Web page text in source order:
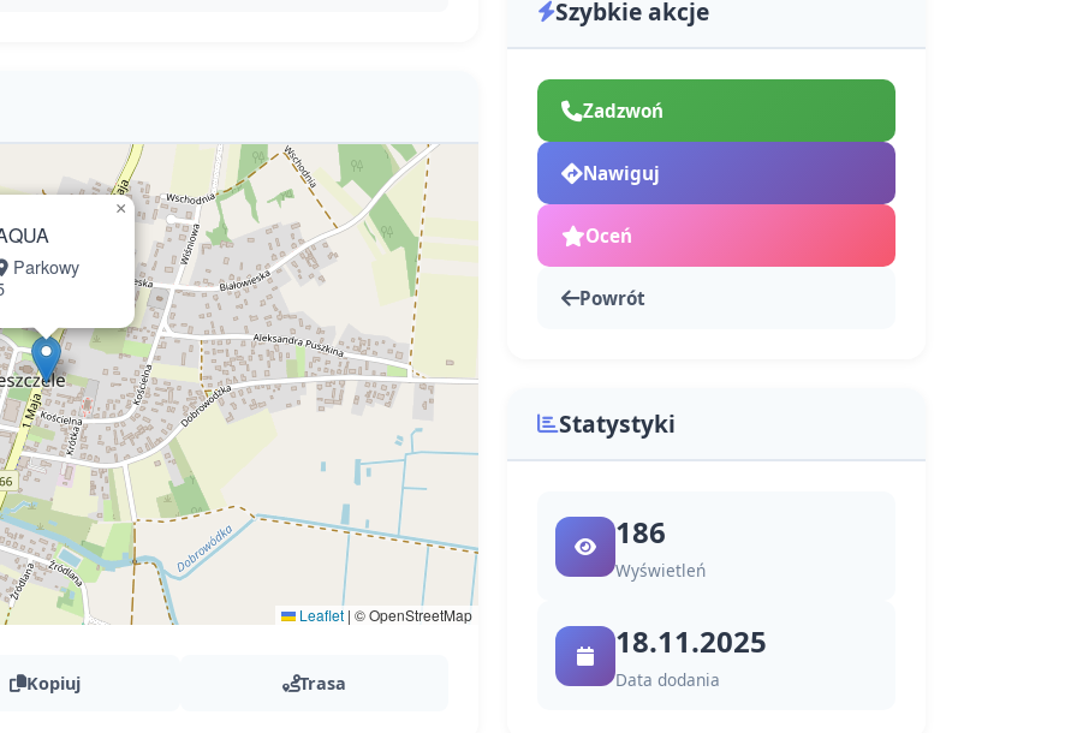
Parkowy
×
Leaflet | © OpenStreetMap
Kopiuj Trasa
Szybkie akcje
Zadzwoń
Nawiguj
Oceń
Powrót
Statystyki
186
Wyświetleń
18.11.2025
Data dodania